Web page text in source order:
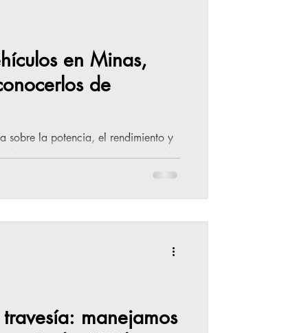
en Minas,
de
sobre la potencia, el rendimiento y
una presentación dinámica de
en el país, junto a clientes y
los modelos de camiones S-
Cabina 35-150 y el Minibus 50-
manejamos